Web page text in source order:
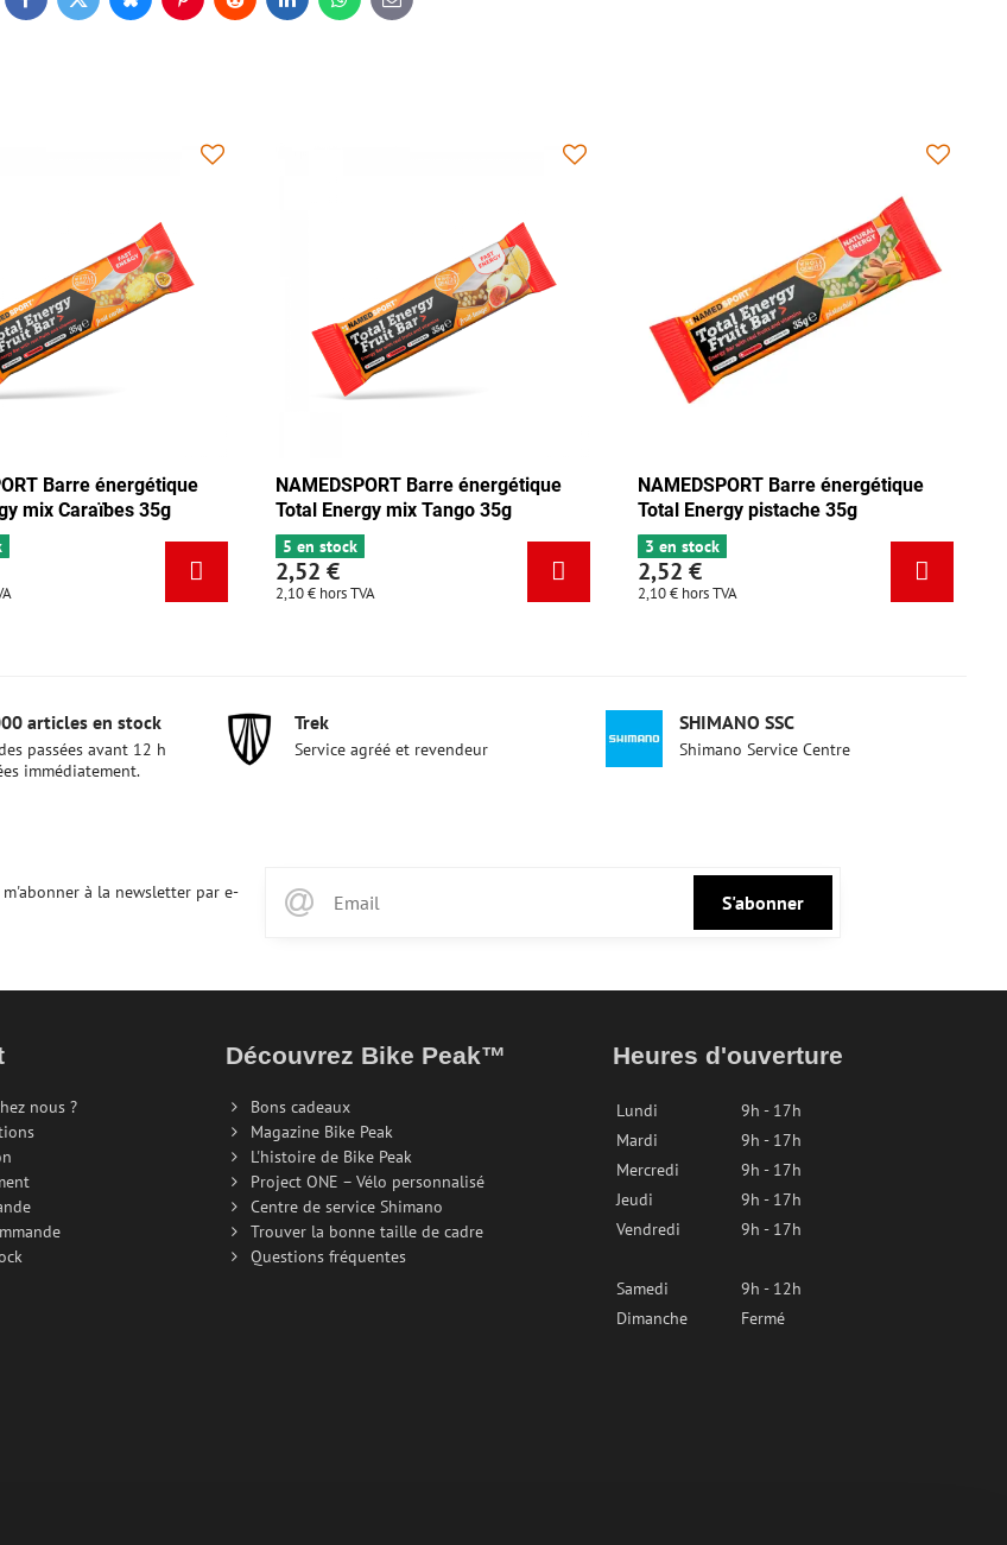
FacebookTwitterBlueskyPinterestRedditLinkedInWhatsApp
E-
mail
énergétique
abricot 35g
NAMEDSPORT Barre énergétique
Total Energy mix Caraïbes 35g
6+ en stock
2,52 €
hors TVA
NAMEDSPORT Barre énergétique
Total Energy mix Tango 35g
5 en stock
2,52 €
hors TVA
3 en stock
2,52 €
articles en stock
passées avant 12 h
immédiatement.
Trek
Service agréé et revendeur
SHIMANO SSC
Shimano Service Centre
S'abonner
m'abonner à la newsletter par e-
nous ?
Découvrez Bike Peak™
Bons cadeaux
Magazine Bike Peak
L'histoire de Bike Peak
Project ONE – Vélo personnalisé
Centre de service Shimano
Trouver la bonne taille de cadre
Questions fréquentes
Heures d'ouverture
Lundi
9h - 17h
Mardi
9h - 17h
Mercredi
9h - 17h
Jeudi
9h - 17h
Vendredi
9h - 17h
Samedi
9h - 12h
Dimanche
Fermé